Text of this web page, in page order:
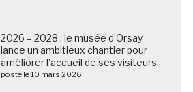
2026 – 2028 : le musée d’Orsay
lance un ambitieux chantier pour
améliorer l’accueil de ses visiteurs
posté le 10 mars 2026